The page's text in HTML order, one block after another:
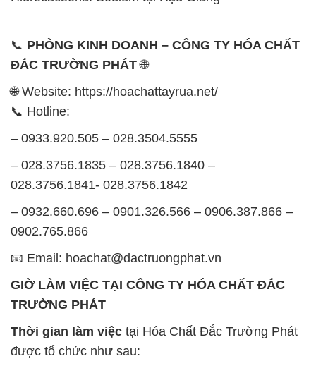
📞 PHÒNG KINH DOANH – CÔNG TY HÓA CHẤT
ĐẮC TRƯỜNG PHÁT🌐
🌐 Website: https://hoachattayrua.net/
📞 Hotline:
– 0933.920.505 – 028.3504.5555
– 028.3756.1835 – 028.3756.1840 –
028.3756.1841- 028.3756.1842
– 0932.660.696 – 0901.326.566 – 0906.387.866 –
0902.765.866
📧 Email: hoachat@dactruongphat.vn
GIỜ LÀM VIỆC TẠI CÔNG TY HÓA CHẤT ĐẮC
TRƯỜNG PHÁT
Thời gian làm việc tại Hóa Chất Đắc Trường Phát
được tổ chức như sau: